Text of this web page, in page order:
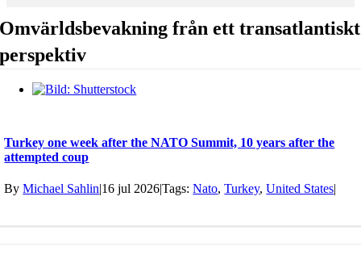
Omvärldsbevakning från ett transatlantiskt
perspektiv
Turkey one week after the NATO Summit, 10 years after the
attempted coup
ByMichael Sahlin|16 jul 2026|Tags:Nato,Turkey,United States|